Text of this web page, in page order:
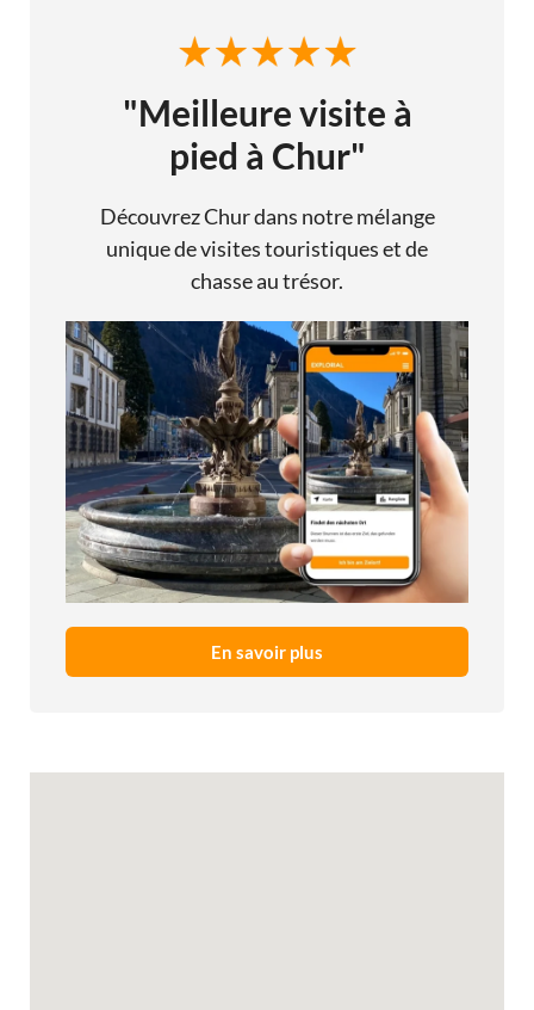
"Meilleure visite à
pied à Chur"
Découvrez Chur dans notre mélange
unique de visites touristiques et de
chasse au trésor.
En savoir plus